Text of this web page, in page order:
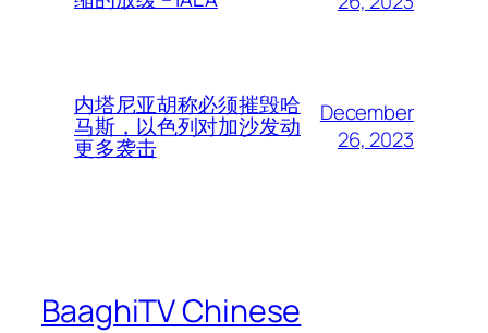
内塔尼亚胡称必须摧毁哈
马斯，以色列对加沙发动
更多袭击
December
26, 2023
BaaghiTV Chinese